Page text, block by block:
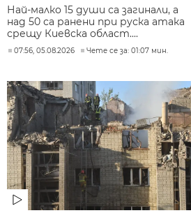
Най-малко 15 души са загинали, а
над 50 са ранени при руска атака
срещу Киевска област....
07:56, 05.08.2026 Чете се за: 01:07 мин.